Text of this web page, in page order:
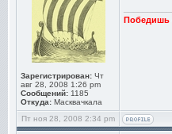
Зарегистрирован: Чт
авг 28, 2008 1:26 pm
Сообщений: 1185
Откуда: Масквачкала
Победишь
Пт ноя 28, 2008 2:34 pm